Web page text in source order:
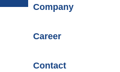
Company
Career
Contact